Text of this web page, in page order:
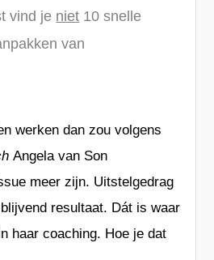
vind je niet 10 snelle
van
werken dan zou volgens
Angela van Son
meer zijn. Uitstelgedrag
resultaat. Dát is waar
haar coaching. Hoe je dat